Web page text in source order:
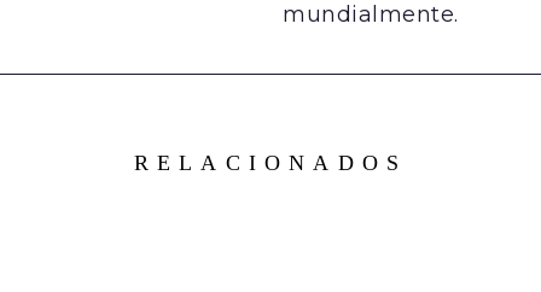
mundialmente.
RELACIONADOS